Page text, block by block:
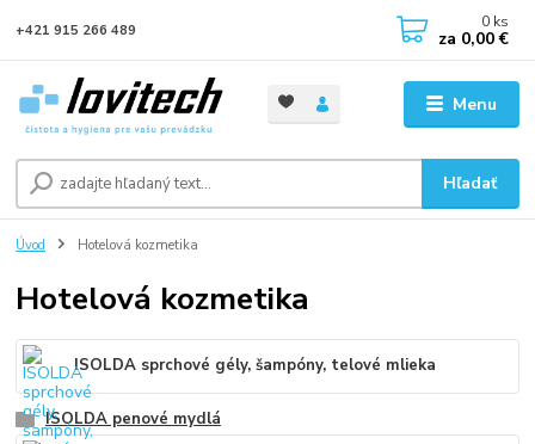
Menu
Hľadať
+421 915 266 489 0 ks
za 0,00 €
Úvod Hotelová kozmetika
Hotelová kozmetika
ISOLDA sprchové gély, šampóny, telové mlieka
ISOLDA penové mydlá